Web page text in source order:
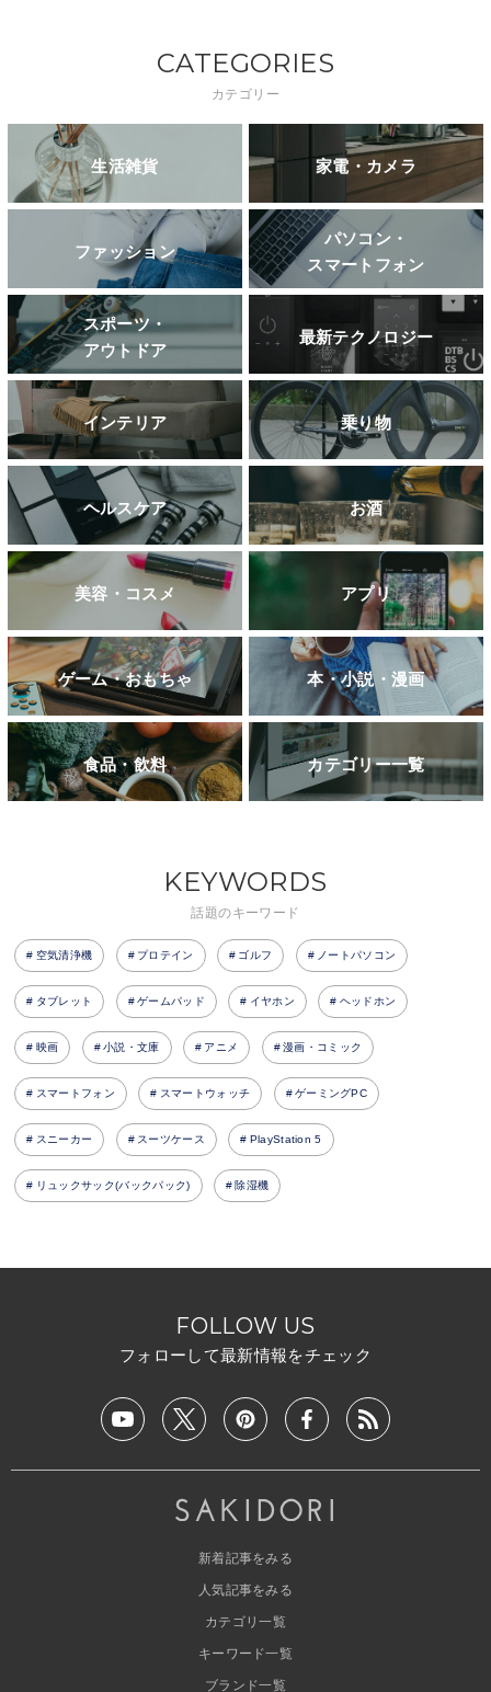
CATEGORIES
カテゴリー
生活雑貨 家電・カメラ
ファッション
パソコン・
スマートフォン
スポーツ・
アウトドア
最新テクノロジー
インテリア 乗り物
ヘルスケア お酒
美容・コスメ アプリ
ゲーム・おもちゃ 本・小説・漫画
食品・飲料 カテゴリー一覧
KEYWORDS
話題のキーワード
空気清浄機 プロテイン ゴルフ ノートパソコン
タブレット ゲームパッド イヤホン ヘッドホン
映画 小説・文庫 アニメ 漫画・コミック
スマートフォン スマートウォッチ ゲーミングPC
スニーカー スーツケース PlayStation 5
リュックサック(バックパック) 除湿機
FOLLOW US
フォローして最新情報をチェック
新着記事をみる
人気記事をみる
カテゴリ一覧
キーワード一覧
ブランド一覧